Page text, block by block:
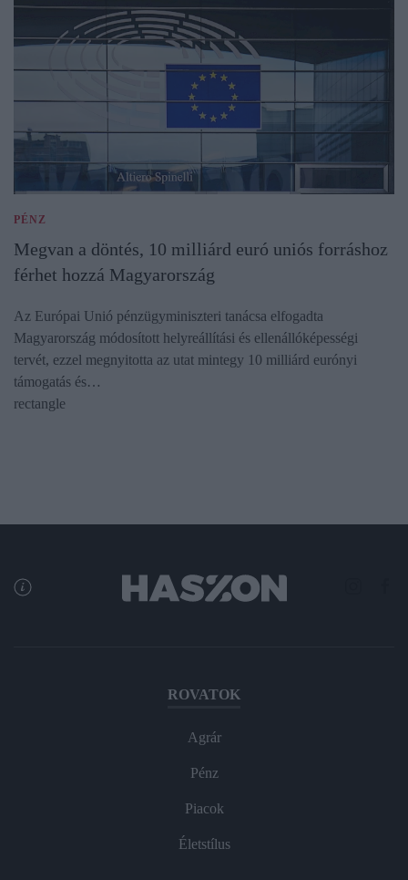
PÉNZ
Megvan a döntés, 10 milliárd euró uniós forráshoz
férhet hozzá Magyarország
Az Európai Unió pénzügyminiszteri tanácsa elfogadta
Magyarország módosított helyreállítási és ellenállóképességi
tervét, ezzel megnyitotta az utat mintegy 10 milliárd eurónyi
támogatás és…
rectangle
ROVATOK
Agrár
Pénz
Piacok
Életstílus